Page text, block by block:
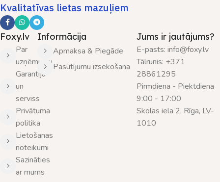
Kvalitatīvas lietas mazuļiem
Foxy.lv
Par
uzņēmumu
Garantija
un
serviss
Privātuma
politika
Lietošanas
noteikumi
Sazināties
ar mums
Informācija
Apmaksa & Piegāde
Pasūtījumu izsekošana
Jums ir jautājums?
E-pasts: info@foxy.lv
Tālrunis: +371
28861295
Pirmdiena - Piektdiena
9:00 - 17:00
Skolas iela 2, Rīga, LV-
1010